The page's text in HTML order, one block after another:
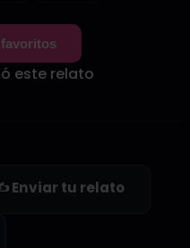
este relato
Enviar tu relato